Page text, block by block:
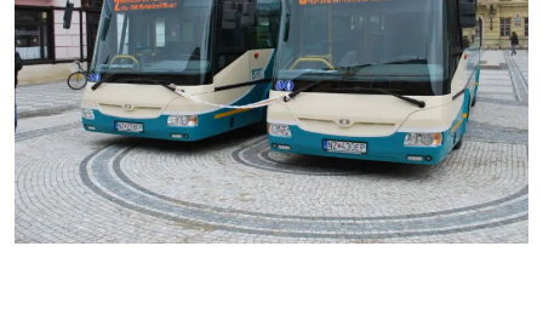
MESTO
REGIÓN
ŠPORT